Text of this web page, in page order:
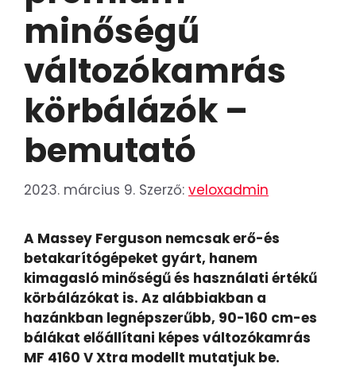
minőségű
változókamrás
körbálázók –
bemutató
2023. március 9. Szerző: veloxadmin
A Massey Ferguson nemcsak erő-és
betakarítógépeket gyárt, hanem
kimagasló minőségű és használati értékű
körbálázókat is. Az alábbiakban a
hazánkban legnépszerűbb, 90-160 cm-es
bálákat előállítani képes változókamrás
MF 4160 V Xtra modellt mutatjuk be.